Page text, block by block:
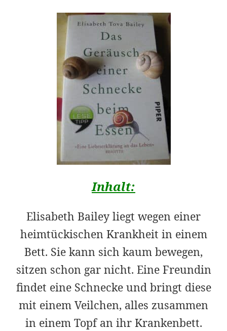
Inhalt:
Elisabeth Bailey liegt wegen einer
heimtückischen Krankheit in einem
Bett. Sie kann sich kaum bewegen,
sitzen schon gar nicht. Eine Freundin
findet eine Schnecke und bringt diese
mit einem Veilchen, alles zusammen
in einem Topf an ihr Krankenbett.